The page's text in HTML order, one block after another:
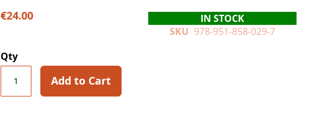
€24.00
IN STOCK
SKU 978-951-858-029-7
Qty
Add to Cart